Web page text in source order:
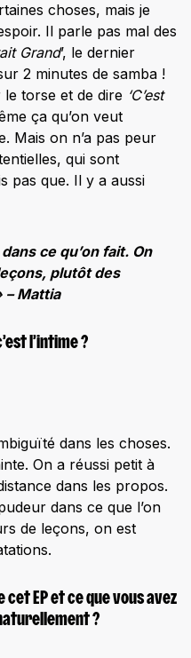
choses, mais je
Il parle pas mal des
Grand’, le dernier
2 minutes de samba !
torse et de dire ‘C’est
ça qu’on veut
Mais on n’a pas peur
qui sont
pas que. Il y a aussi
ce qu’on fait. On
plutôt des
– Mattia
l’intime ?
dans les choses.
On a réussi petit à
dans les propos.
dans ce que l’on
de leçons, on est
cet EP et ce que vous avez
?